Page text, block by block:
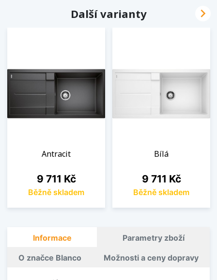
Další varianty
Antracit
Cena
9 711 Kč
Běžně skladem
Bílá
Cena
9 711 Kč
Běžně skladem

Informace Parametry zboží
O značce Blanco Možnosti a ceny dopravy